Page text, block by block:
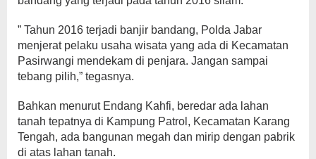
” Tahun 2016 terjadi banjir bandang, Polda Jabar
menjerat pelaku usaha wisata yang ada di Kecamatan
Pasirwangi mendekam di penjara. Jangan sampai
tebang pilih,” tegasnya.
Bahkan menurut Endang Kahfi, beredar ada lahan
tanah tepatnya di Kampung Patrol, Kecamatan Karang
Tengah, ada bangunan megah dan mirip dengan pabrik
di atas lahan tanah.